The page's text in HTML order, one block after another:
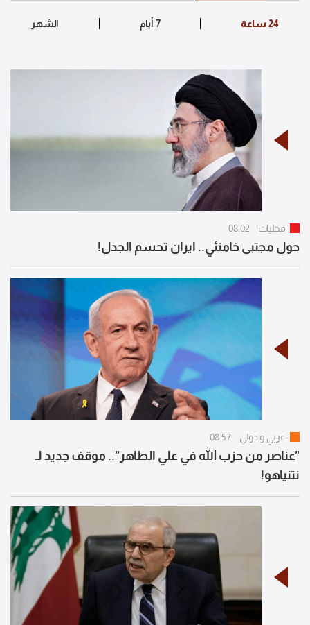
محليات 08:02
حول مجتبى خامنئي.. ايران تحسم الجدل!
عربي و دولي 08:57
"عناصر من حزب الله في علي الطاهر".. موقف جديد لـ
نتنياهو!